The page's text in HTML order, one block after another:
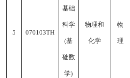
5 070103TH
基础
科学
(基
础数
学)
物理和
化学
物
理